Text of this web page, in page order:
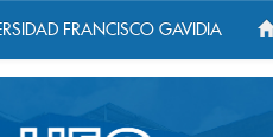
FRANCISCO GAVIDIA